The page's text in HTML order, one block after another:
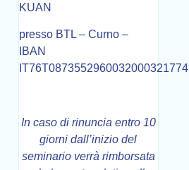
KUAN
presso BTL – Curno –
IBAN
IT76T0873552960032000321774
In caso di rinuncia entro 10
giorni dall’inizio del
seminario verrà rimborsata